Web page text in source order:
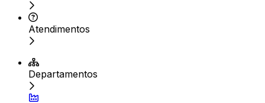
Atendimentos
Departamentos